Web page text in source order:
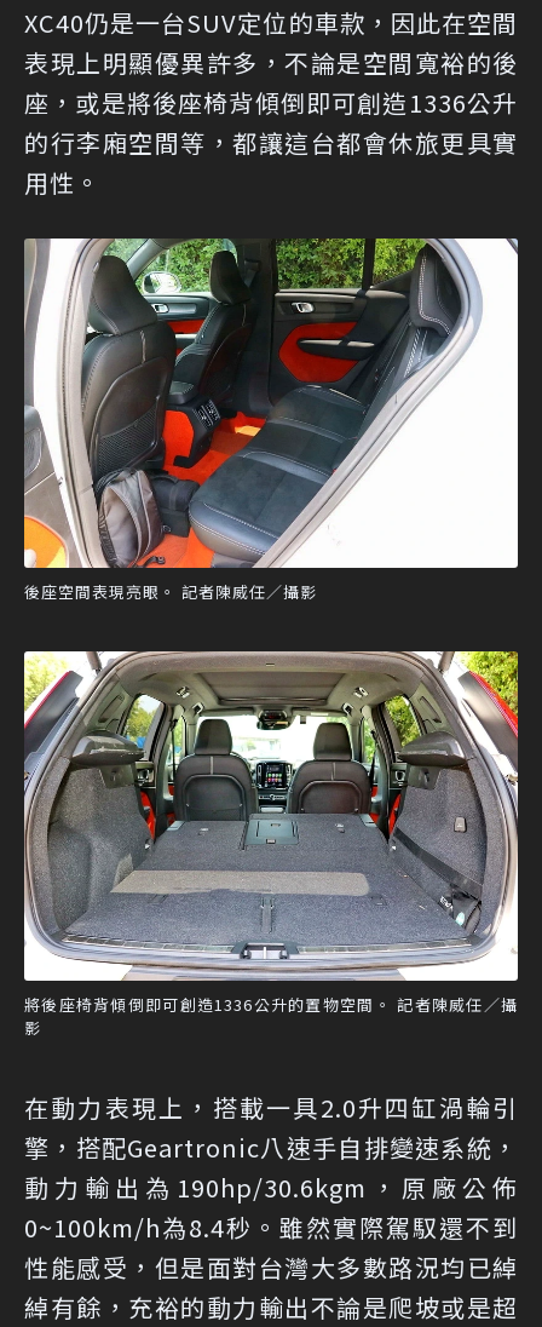
XC40仍是一台SUV定位的車款，因此在空間
表現上明顯優異許多，不論是空間寬裕的後
座，或是將後座椅背傾倒即可創造1336公升
的行李廂空間等，都讓這台都會休旅更具實
用性。
後座空間表現亮眼。 記者陳威任／攝影
將後座椅背傾倒即可創造1336公升的置物空間。 記者陳威任／攝
影
在動力表現上，搭載一具2.0升四缸渦輪引
擎，搭配Geartronic八速手自排變速系統，
動力輸出為190hp/30.6kgm，原廠公佈
0~100km/h為8.4秒。雖然實際駕馭還不到
性能感受，但是面對台灣大多數路況均已綽
綽有餘，充裕的動力輸出不論是爬坡或是超